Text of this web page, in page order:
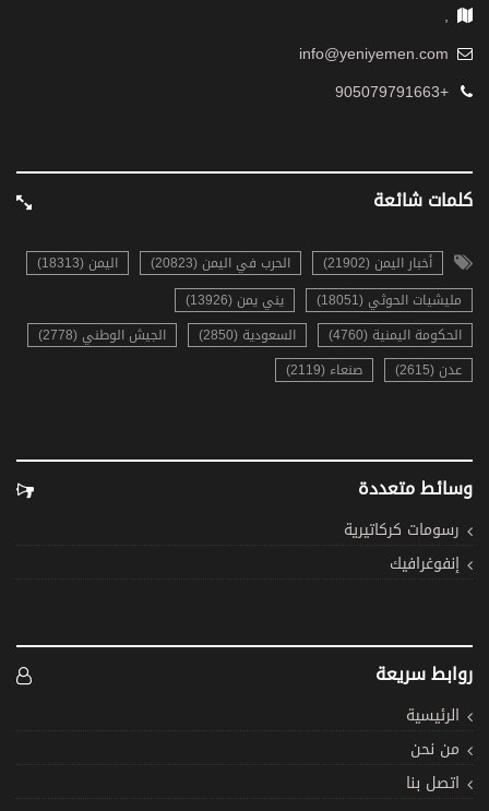
,
info@yeniyemen.com
+905079791663
كلمات شائعة
أخبار اليمن (21902) الحرب في اليمن (20823)
اليمن (18313)
مليشيات الحوثي (18051)
يني يمن (13926)
الحكومة اليمنية (4760)
السعودية (2850)
الجيش الوطني (2778)
عدن (2615)
صنعاء (2119)
وسائط متعددة
رسومات كركاتيرية
إنفوغرافيك
روابط سريعة
الرئيسية
من نحن
اتصل بنا